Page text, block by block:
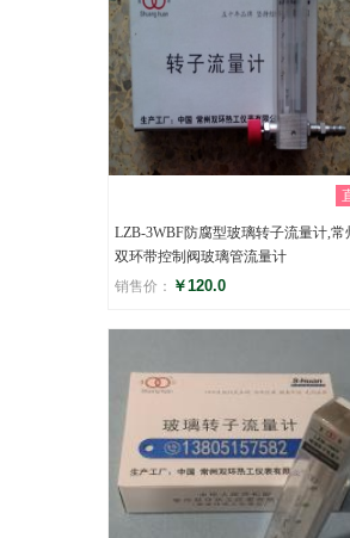
LZB-3WBF防腐型玻璃转子流量计,常
双环带控制阀玻璃管流量计
销售价： ￥120.0
评分